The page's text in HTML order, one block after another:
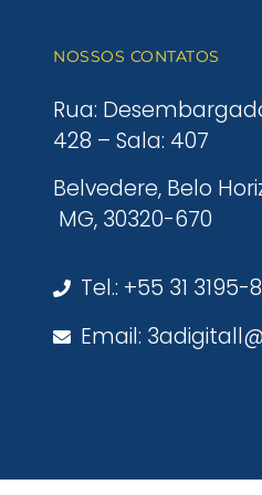
NOSSOS CONTATOS
Rua:
428 – Sala: 407
Belvedere, Belo
MG, 30320-670
Tel.: +55 31 3195-
Email: